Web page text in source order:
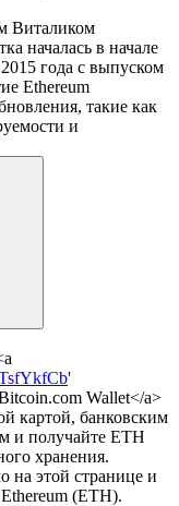
Виталиком
началась в начале
года с выпуском
Ethereum
такие как
и
'
Wallet</a>
картой, банковским
и получайте ETH
хранения.
на этой странице и
(ETH).